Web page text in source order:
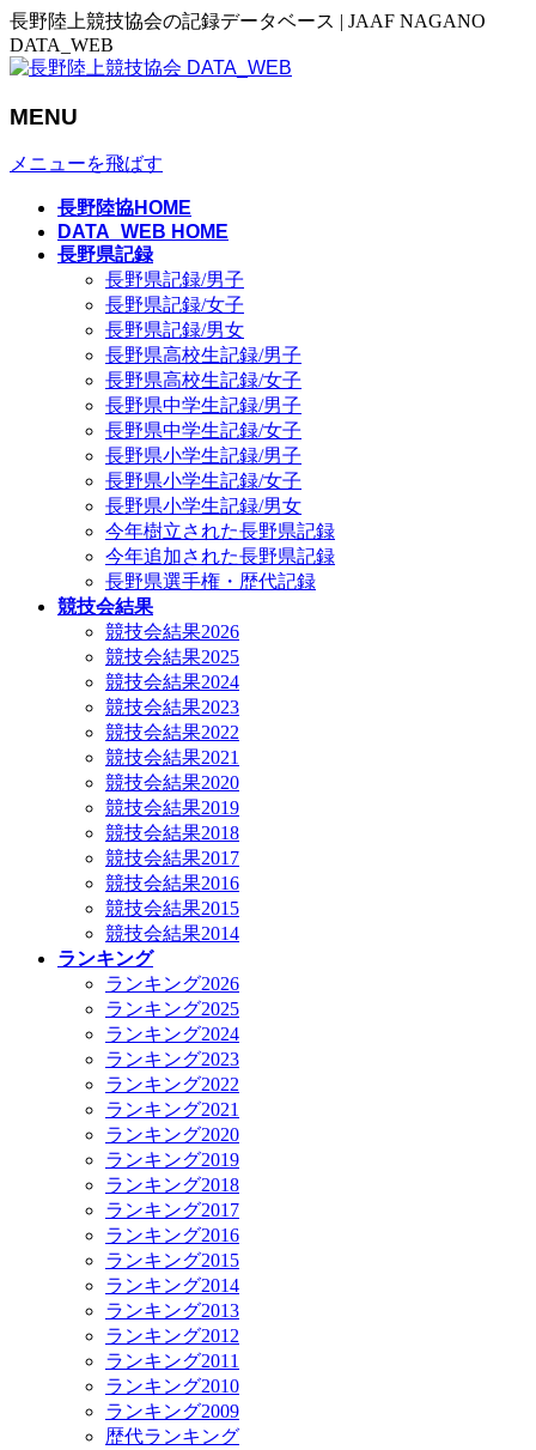
長野陸上競技協会の記録データベース | JAAF NAGANO
DATA_WEB
MENU
メニューを飛ばす
長野陸協HOME
DATA_WEB HOME
長野県記録
長野県記録/男子
長野県記録/女子
長野県記録/男女
長野県高校生記録/男子
長野県高校生記録/女子
長野県中学生記録/男子
長野県中学生記録/女子
長野県小学生記録/男子
長野県小学生記録/女子
長野県小学生記録/男女
今年樹立された長野県記録
今年追加された長野県記録
長野県選手権・歴代記録
競技会結果
競技会結果2026
競技会結果2025
競技会結果2024
競技会結果2023
競技会結果2022
競技会結果2021
競技会結果2020
競技会結果2019
競技会結果2018
競技会結果2017
競技会結果2016
競技会結果2015
競技会結果2014
ランキング
ランキング2026
ランキング2025
ランキング2024
ランキング2023
ランキング2022
ランキング2021
ランキング2020
ランキング2019
ランキング2018
ランキング2017
ランキング2016
ランキング2015
ランキング2014
ランキング2013
ランキング2012
ランキング2011
ランキング2010
ランキング2009
歴代ランキング